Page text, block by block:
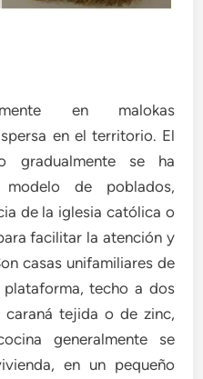
en malokas
en el territorio. El
gradualmente se ha
de poblados,
de la iglesia católica o
facilitar la atención y
casas unifamiliares de
techo a dos
tejida o de zinc,
generalmente se
en un pequeño